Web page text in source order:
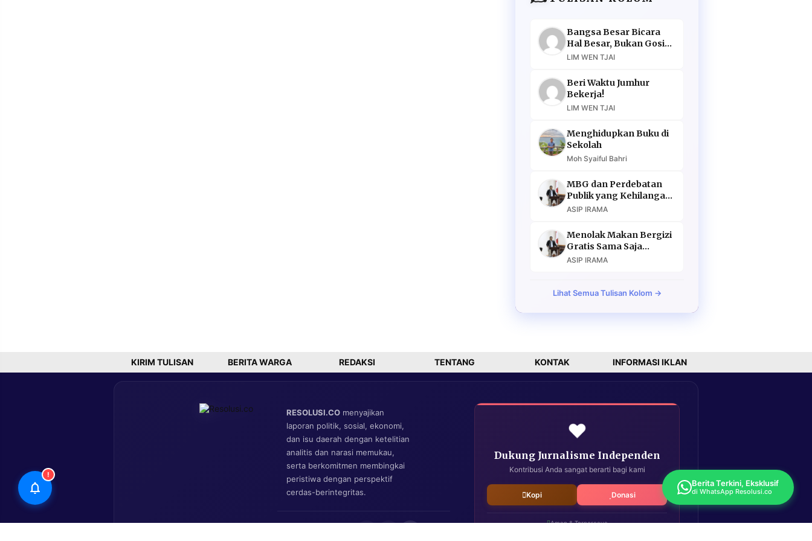
Bangsa Besar Bicara
Hal Besar, Bukan Gosip
Murahan
LIM WEN TJAI
Beri Waktu Jumhur
Bekerja!
LIM WEN TJAI
Menghidupkan Buku di
Sekolah
Moh Syaiful Bahri
MBG dan Perdebatan
Publik yang Kehilangan
Argumen
ASIP IRAMA
Menolak Makan Bergizi
Gratis Sama Saja
Menolak Masa Depan
ASIP IRAMA
Lihat Semua Tulisan Kolom →
KIRIM TULISAN BERITA WARGA REDAKSI TENTANG KONTAK INFORMASI IKLAN
RESOLUSI.CO menyajikan
laporan politik, sosial, ekonomi,
dan isu daerah dengan ketelitian
analitis dan narasi memukau,
serta berkomitmen membingkai
peristiwa dengan perspektif
cerdas-berintegritas.
❤️
Dukung Jurnalisme Independen
Kontribusi Anda sangat berarti bagi kami
Kopi Donasi
Aman & Terpercaya
!
Berita Terkini, Eksklusif
di WhatsApp Resolusi.co